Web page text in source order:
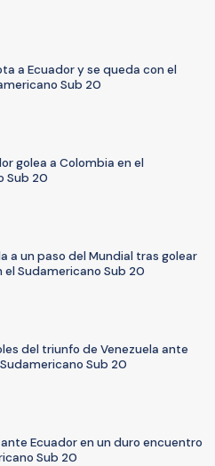
a Ecuador y se queda con el
Sub 20
golea a Colombia en el
Sub 20
a un paso del Mundial tras golear
el Sudamericano Sub 20
del triunfo de Venezuela ante
Sub 20
Ecuador en un duro encuentro
Sub 20